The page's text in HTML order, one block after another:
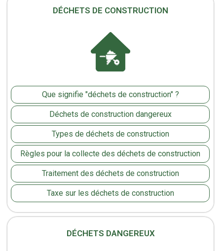
DÉCHETS DE CONSTRUCTION
Que signifie "déchets de construction" ?
Déchets de construction dangereux
Types de déchets de construction
Règles pour la collecte des déchets de construction
Traitement des déchets de construction
Taxe sur les déchets de construction
DÉCHETS DANGEREUX